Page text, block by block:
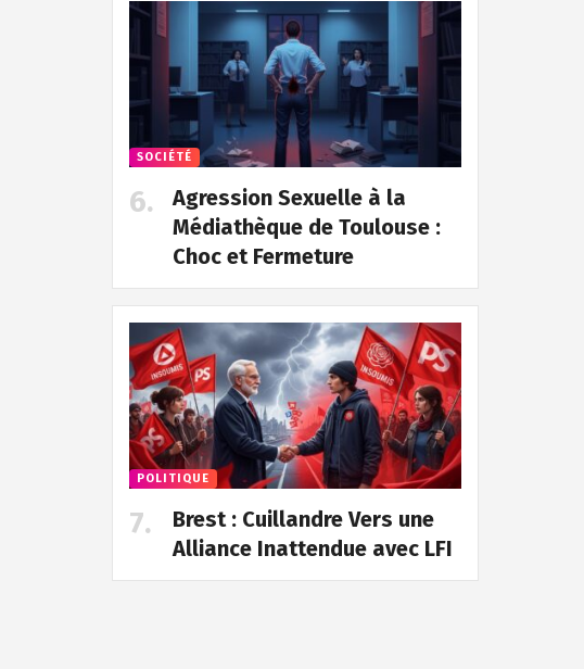
SOCIÉTÉ
Agression Sexuelle à la
Médiathèque de Toulouse :
Choc et Fermeture
POLITIQUE
Brest : Cuillandre Vers une
Alliance Inattendue avec LFI